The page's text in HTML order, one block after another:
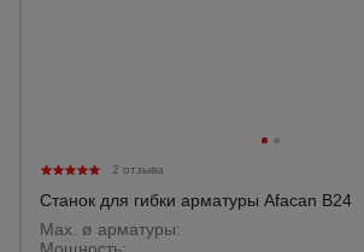
2 отзыва
Станок для гибки арматуры Afacan B24
Max. ø арматуры: